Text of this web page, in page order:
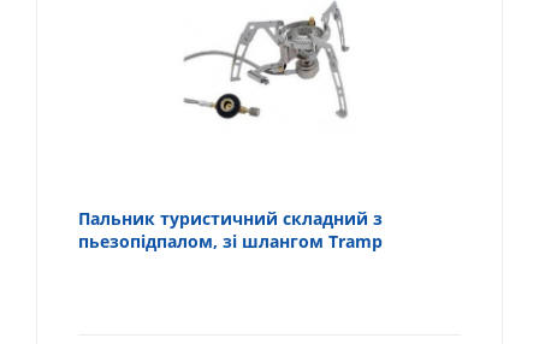
Пальник туристичний складний з
пьезопідпалом, зі шлангом Tramp